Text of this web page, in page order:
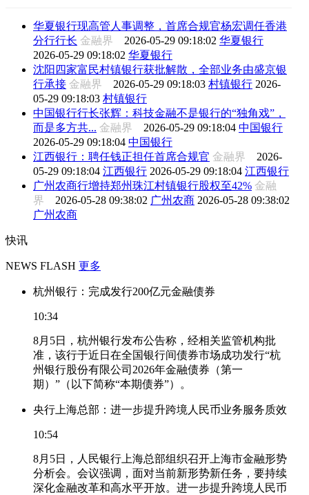
华夏银行现高管人事调整，首席合规官杨宏调任香港
分行行长 金融界 2026-05-29 09:18:02 华夏银行
2026-05-29 09:18:02 华夏银行
沈阳四家富民村镇银行获批解散，全部业务由盛京银
行承接 金融界 2026-05-29 09:18:03 村镇银行 2026-
05-29 09:18:03 村镇银行
中国银行行长张辉：科技金融不是银行的“独角戏”，
而是多方共... 金融界 2026-05-29 09:18:04 中国银行
2026-05-29 09:18:04 中国银行
江西银行：聘任钱正担任首席合规官 金融界 2026-
05-29 09:18:04 江西银行 2026-05-29 09:18:04 江西银行
广州农商行增持郑州珠江村镇银行股权至42% 金融
界 2026-05-28 09:38:02 广州农商 2026-05-28 09:38:02
广州农商
快讯
NEWS FLASH 更多
杭州银行：完成发行200亿元金融债券
10:34
8月5日，杭州银行发布公告称，经相关监管机构批
准，该行于近日在全国银行间债券市场成功发行“杭
州银行股份有限公司2026年金融债券（第一
期）”（以下简称“本期债券”）。
央行上海总部：进一步提升跨境人民币业务服务质效
10:54
8月5日，人民银行上海总部组织召开上海市金融形势
分析会。会议强调，面对当前新形势新任务，要持续
深化金融改革和高水平开放。进一步提升跨境人民币